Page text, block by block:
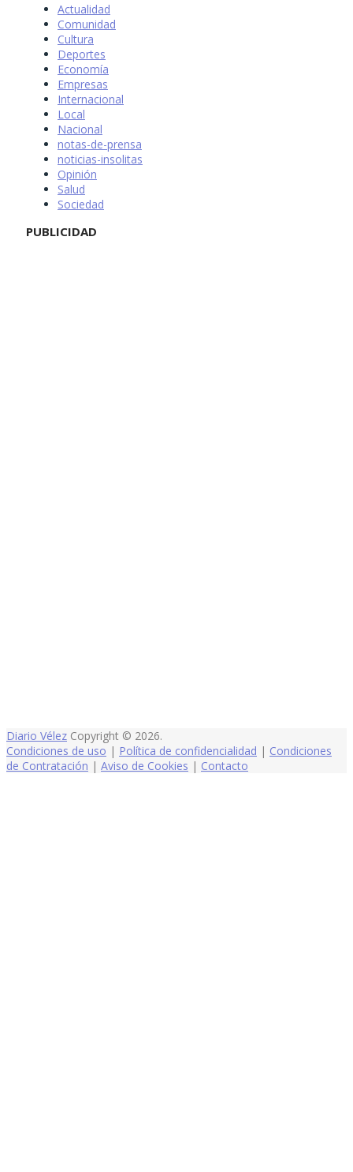
Actualidad
Comunidad
Cultura
Deportes
Economía
Empresas
Internacional
Local
Nacional
notas-de-prensa
noticias-insolitas
Opinión
Salud
Sociedad
PUBLICIDAD
Diario Vélez Copyright © 2026.
Condiciones de uso | Política de confidencialidad | Condiciones
de Contratación | Aviso de Cookies | Contacto